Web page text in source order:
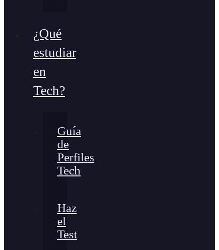
¿Qué
estudiar
en
Tech?
Guía
de
Perfiles
Tech
Haz
el
Test